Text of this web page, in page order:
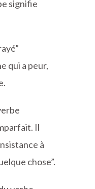
signifie
qui a peur,
Il
à
chose”.